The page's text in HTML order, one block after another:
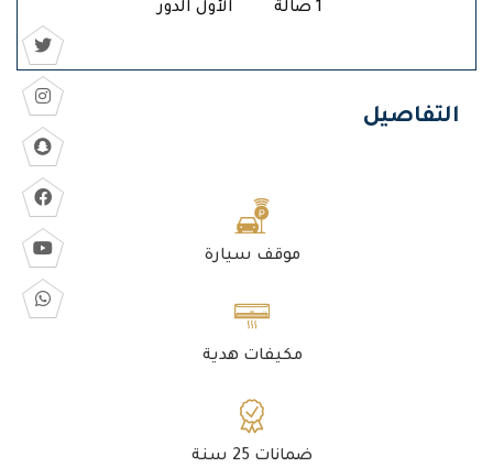
1 صالة الأول الدور
التفاصيل
موقف سيارة
مكيفات هدية
ضمانات 25 سنة